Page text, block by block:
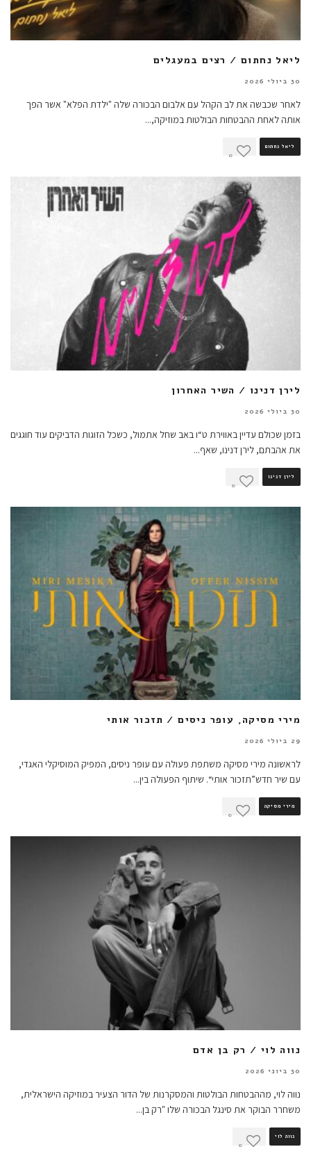
ליאל נחתום / רצים במעגלים
30 ביולי 2026
לאחר שכבשה את לב הקהל עם אלבום הבכורה שלה "ילדת הפלא" אשר הפך
אותה לאחת ההבטחות הבולטות במוזיקה,...
ליאל נחתום
0
לירן דנינו / השיר האחרון
30 ביולי 2026
בזמן שכולם עדיין באווירת ט“ו באב שחל אתמול, כשכל הזוגות הדביקים עוד חוגגים
את אהבתם, לירן דנינו, שאף...
לירן דנינו
0
מירי מסיקה, עופר ניסים / תזכור אותי
29 ביולי 2026
לראשונה מירי מסיקה משתפת פעולה עם עופר ניסים, המפיק המוסיקלי האגדי,
עם שיר חדש”תזכור אותי“. שיתוף הפעולה בין...
מירי מסיקה
0
נווה לוי / רק בן אדם
30 ביוני 2026
נווה לוי, מההבטחות הבולטות והמסקרנות של הדור הצעיר במוזיקה הישראלית,
משחרר הבוקר את סינגל הבכורה שלו "רק בן...
נווה לוי
0